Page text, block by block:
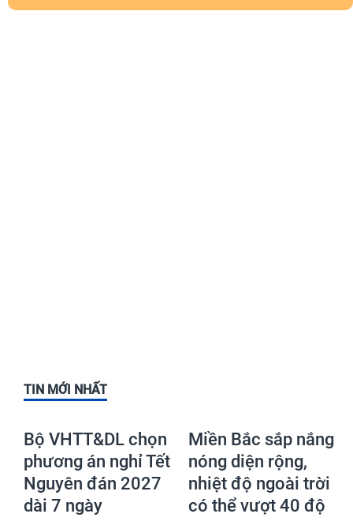
TIN MỚI NHẤT
Bộ VHTT&DL chọn
phương án nghỉ Tết
Nguyên đán 2027
dài 7 ngày
Miền Bắc sắp nắng
nóng diện rộng,
nhiệt độ ngoài trời
có thể vượt 40 độ